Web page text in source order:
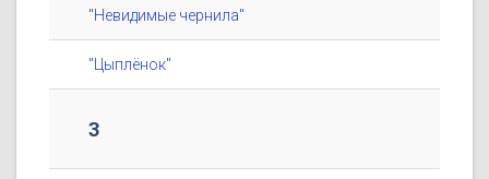
"Невидимые чернила"
"Цыплёнок"
3